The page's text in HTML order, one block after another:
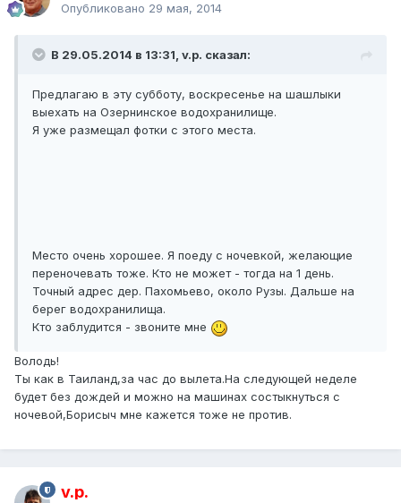
Опубликовано 29 мая, 2014
В 29.05.2014 в 13:31, v.p. сказал:
Предлагаю в эту субботу, воскресенье на шашлыки
выехать на Озернинское водохранилище.
Я уже размещал фотки с этого места.
Место очень хорошее. Я поеду с ночевкой, желающие
переночевать тоже. Кто не может - тогда на 1 день.
Точный адрес дер. Пахомьево, около Рузы. Дальше на
берег водохранилища.
Кто заблудится - звоните мне
Володь!
Ты как в Таиланд,за час до вылета.На следующей неделе
будет без дождей и можно на машинах состыкнуться с
ночевой,Борисыч мне кажется тоже не против.
v.p.